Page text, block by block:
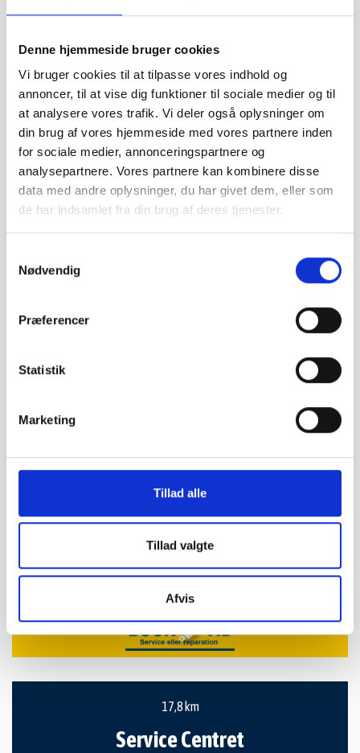
Denne hjemmeside bruger cookies
Vi bruger cookies til at tilpasse vores indhold og
annoncer, til at vise dig funktioner til sociale medier og til
at analysere vores trafik. Vi deler også oplysninger om
din brug af vores hjemmeside med vores partnere inden
for sociale medier, annonceringspartnere og
analysepartnere. Vores partnere kan kombinere disse
data med andre oplysninger, du har givet dem, eller som
de har indsamlet fra din brug af deres tjenester.
Nødvendig
Præferencer
Statistik
Marketing
Tillad alle
Tillad valgte
Afvis
15,3 km
OK Bilservice ApS
Tlf:27 89 97 79
Solrødstrandvej 154
4600 Køge
ronnie@pj-biler.dk
SE VORES PROFIL
17,8 km
Service Centret